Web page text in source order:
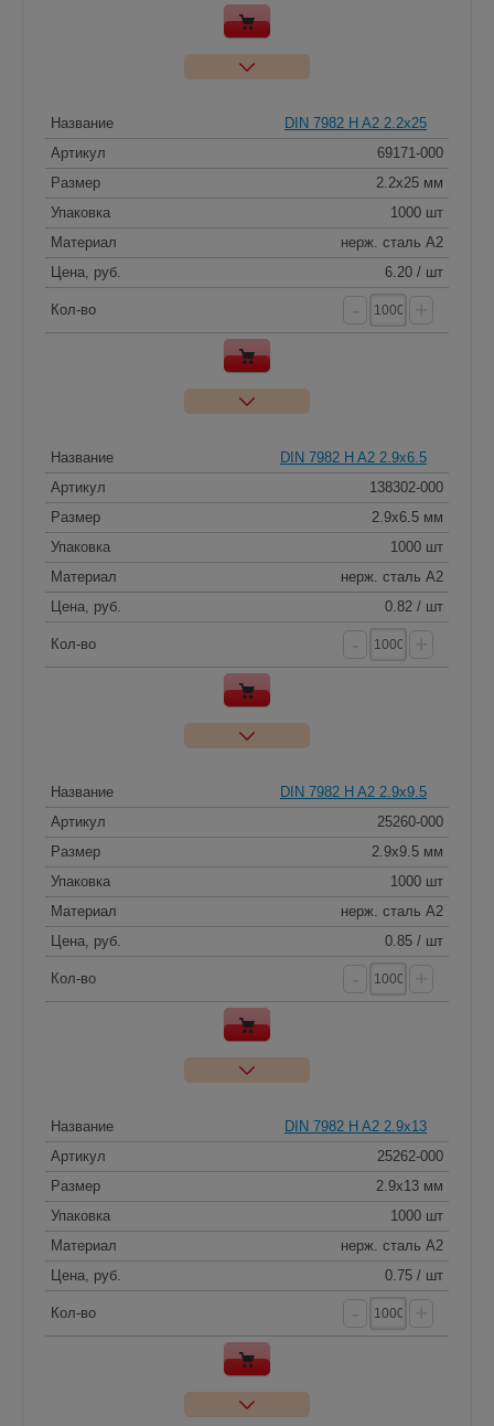
Название
DIN 7982 H A2 2.2x25
Артикул
69171-000
Размер
2.2x25 мм
Упаковка
1000 шт
Материал
нерж. сталь A2
Цена, руб.
6.20 / шт
Кол-во
Название
DIN 7982 H A2 2.9x6.5
Артикул
138302-000
Размер
2.9x6.5 мм
Упаковка
1000 шт
Материал
нерж. сталь A2
Цена, руб.
0.82 / шт
Кол-во
Название
DIN 7982 H A2 2.9x9.5
Артикул
25260-000
Размер
2.9x9.5 мм
Упаковка
1000 шт
Материал
нерж. сталь A2
Цена, руб.
0.85 / шт
Кол-во
Название
DIN 7982 H A2 2.9x13
Артикул
25262-000
Размер
2.9x13 мм
Упаковка
1000 шт
Материал
нерж. сталь A2
Цена, руб.
0.75 / шт
Кол-во